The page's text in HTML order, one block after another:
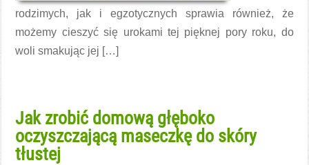
rodzimych, jak i egzotycznych sprawia również, że
możemy cieszyć się urokami tej pięknej pory roku, do
woli smakując jej […]
Jak zrobić domową głęboko
oczyszczającą maseczkę do skóry
tłustej